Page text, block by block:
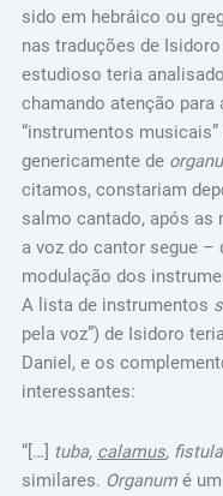
sido em hebráico ou
nas traduções de
estudioso teria
chamando atenção
“instrumentos
genericamente de
citamos, constariam
salmo cantado, após
a voz do cantor segue –
modulação dos
A lista de instrumentos
pela voz”) de Isidoro
Daniel, e os
interessantes:
“[…] tuba, calamus,
similares. Organumé um